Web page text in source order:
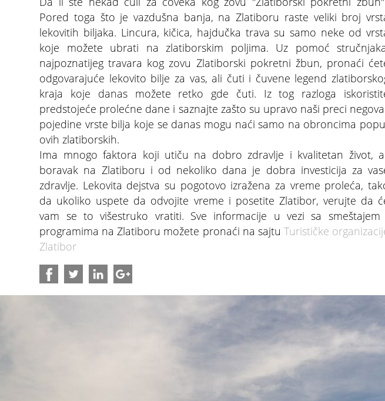
Pored toga što je vazdušna banja, na Zlatiboru raste veliki broj
lekovitih biljaka. Lincura, kičica, hajdučka trava su samo neke od
koje možete ubrati na zlatiborskim poljima. Uz pomoć
najpoznatijeg travara kog zovu Zlatiborski pokretni žbun, pronaći
odgovarajuće lekovito bilje za vas, ali čuti i čuvene legend
kraja koje danas možete retko gde čuti. Iz tog razloga
predstojeće prolećne dane i saznajte zašto su upravo naši preci
pojedine vrste bilja koje se danas mogu naći samo na obroncima
ovih zlatiborskih.
Ima mnogo faktora koji utiču na dobro zdravlje i kvalitetan život,
boravak na Zlatiboru i od nekoliko dana je dobra investicija za
zdravlje. Lekovita dejstva su pogotovo izražena za vreme proleća,
da ukoliko uspete da odvojite vreme i posetite Zlatibor, verujte da
vam se to višestruko vratiti. Sve informacije u vezi sa smeštajem
programima na Zlatiboru možete pronaći na sajtu Turističke
Zlatibor